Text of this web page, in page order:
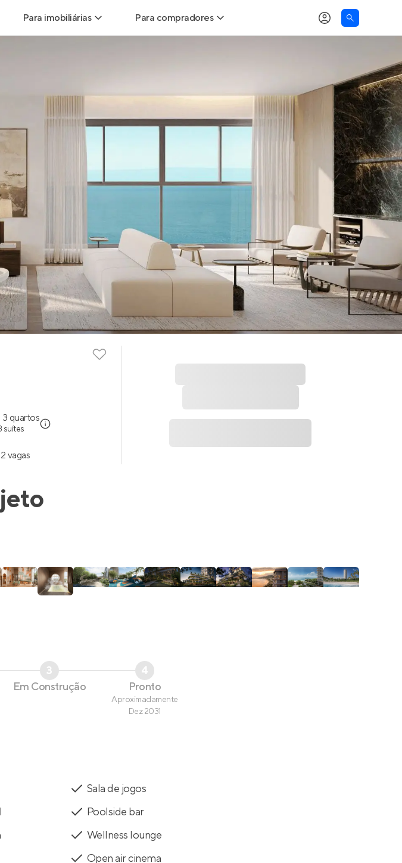
Para imobiliárias
Anunciar imóveis
Para compradores
Comprar x Alugar
Simulador de Financiamento
3 quartos
suítes
vagas
3
Em Construção
4
Pronto
Aproximadamente
Dez 2031
Sala de jogos
Poolside bar
Wellness lounge
Open air cinema